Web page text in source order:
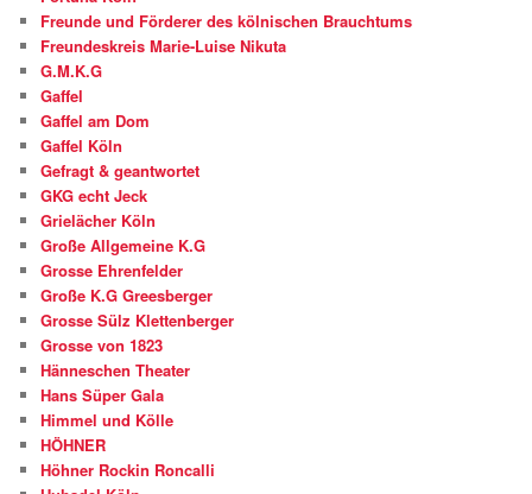
Freunde und Förderer des kölnischen Brauchtums
Freundeskreis Marie-Luise Nikuta
G.M.K.G
Gaffel
Gaffel am Dom
Gaffel Köln
Gefragt & geantwortet
GKG echt Jeck
Grielächer Köln
Große Allgemeine K.G
Grosse Ehrenfelder
Große K.G Greesberger
Grosse Sülz Klettenberger
Grosse von 1823
Hänneschen Theater
Hans Süper Gala
Himmel und Kölle
HÖHNER
Höhner Rockin Roncalli